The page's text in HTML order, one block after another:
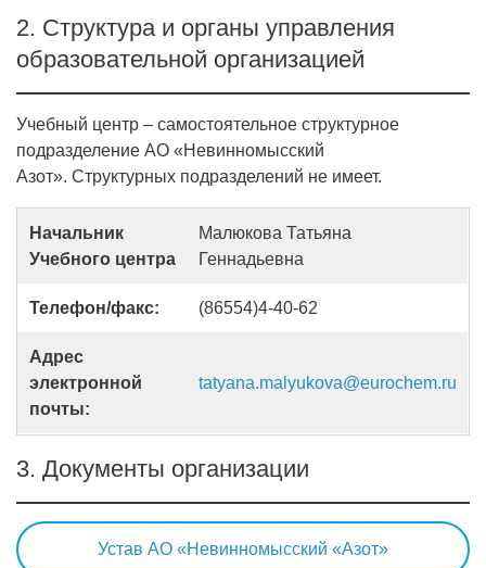
2. Структура и органы управления
образовательной организацией
Учебный центр – самостоятельное структурное
подразделение АО «Невинномысский
Азот». Структурных подразделений не имеет.
Начальник
Учебного центра
Малюкова Татьяна
Геннадьевна
Телефон/факс: (86554)4-40-62
Адрес
электронной
почты:
tatyana.malyukova@eurochem.ru
3. Документы организации
Устав АО «Невинномысский «Азот»